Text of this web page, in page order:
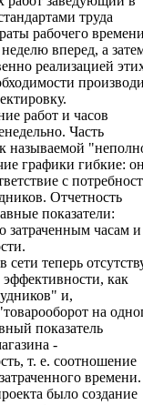
труда
рабочего
вперед, а
реализацией
работ и часов
Часть
называемой
графики гибкие:
с
Отчетность
показатели:
затраченным часам и
теперь
эффективности, как
и,
на
показатель
-
т. е. соотношение
времени.
было создание